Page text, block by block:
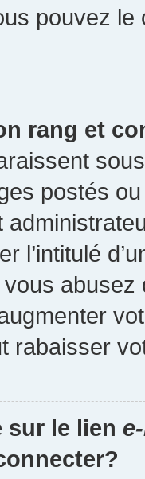
pouvez
rang et
postés
l’intitulé
vous
rabaisser
sur le lien